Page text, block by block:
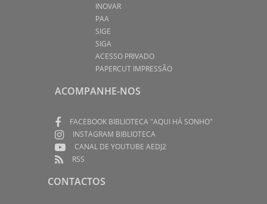
INOVAR
PAA
SIGE
SIGA
ACESSO PRIVADO
PAPERCUT IMPRESSÃO
ACOMPANHE-NOS
FACEBOOK BIBLIOTECA "AQUI HÁ SONHO"
INSTAGRAM BIBLIOTECA
CANAL DE YOUTUBE AEDJ2
RSS
CONTACTOS